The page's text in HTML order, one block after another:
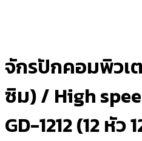
จักรปักคอมพิวเ
ซิม) / High
GD-1212 (12 หัว